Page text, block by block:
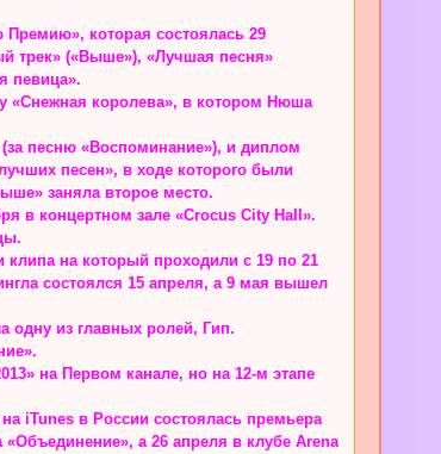
Премию», которая состоялась 29
трек» («Выше»), «Лучшая песня»
певица».
«Снежная королева», в котором Нюша
песню «Воспоминание»), и диплом
песен», в ходе которого были
заняла второе место.
в концертном зале «Crocus City Hall».
на который проходили с 19 по 21
состоялся 15 апреля, а 9 мая вышел
одну из главных ролей, Гип.
на Первом канале, но на 12-м этапе
iTunes в России состоялась премьера
а 26 апреля в клубе Arena